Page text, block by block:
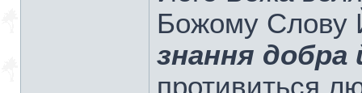
Божому Слову
знання добра
противиться